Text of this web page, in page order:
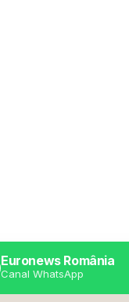
Euronews România
Canal WhatsApp